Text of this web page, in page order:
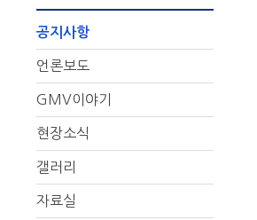
공지사항
언론보도
GMV이야기
현장소식
갤러리
자료실